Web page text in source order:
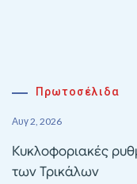
Πρωτοσέλιδα
Αυγ 2, 2026
Κυκλοφοριακές
των Τρικάλων